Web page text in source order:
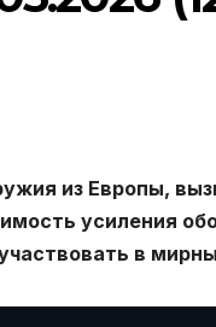
из Европы,
усиления
в